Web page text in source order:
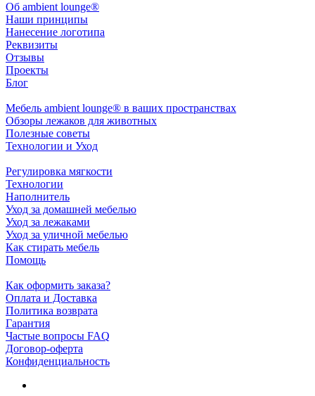
Oб ambient lounge®
Наши принципы
Нанесение логотипа
Реквизиты
Отзывы
Проекты
Блог
Мебель ambient lounge® в ваших пространствах
Обзоры лежаков для животных
Полезные советы
Технологии и Уход
Регулировка мягкости
Технологии
Наполнитель
Уход за домашней мебелью
Уход за лежаками
Уход за уличной мебелью
Как стирать мебель
Помощь
Как оформить заказа?
Оплата и Доставка
Политика возврата
Гарантия
Частые вопросы FAQ
Договор-оферта
Конфиденциальность